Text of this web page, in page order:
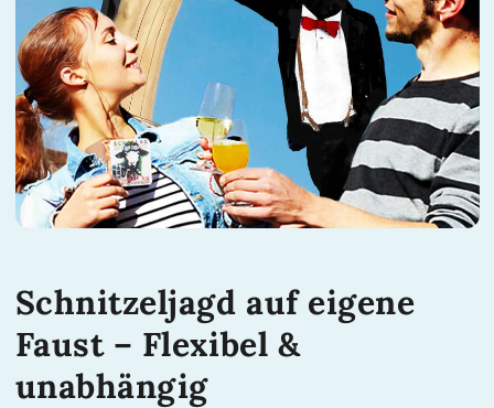
Schnitzeljagd auf eigene
Faust – Flexibel &
unabhängig